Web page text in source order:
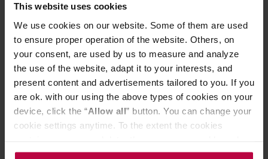
This website uses cookies
We use cookies on our website. Some of them are used
to ensure proper operation of the website. Others, on
your consent, are used by us to measure and analyze
the use of the website, adapt it to your interests, and
present content and advertisements tailored to you. If you
are ok. with our using the above types of cookies on your
device, click the “Allow all” button. You can change your
cookie settings anytime. To the extent the cookies
the controller’s (namely, ALL GOOD S.A., ul.
Hario - V60 Barista - Serwer szklany
360ml
109,99 zł
Najniższa cena: 61,99 zł
66,99 zł
700ml